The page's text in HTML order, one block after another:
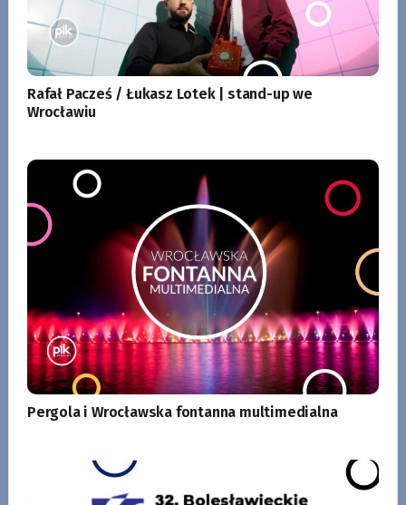
Rafał Pacześ / Łukasz Lotek | stand-up we
Wrocławiu
Pergola i Wrocławska fontanna multimedialna